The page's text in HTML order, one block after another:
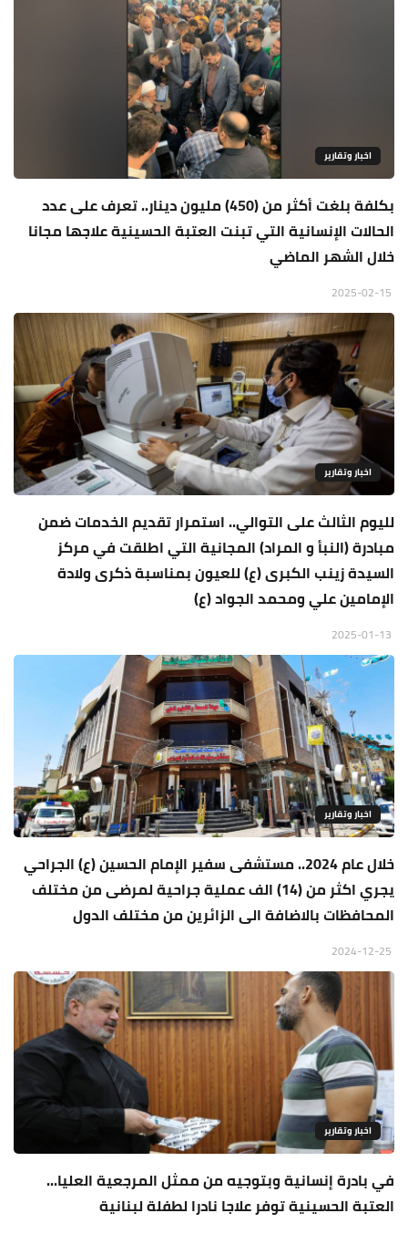
اخبار وتقارير
بكلفة بلغت أكثر من (450) مليون دينار.. تعرف على عدد
الحالات الإنسانية التي تبنت العتبة الحسينية علاجها مجانا
خلال الشهر الماضي
اخبار وتقارير
لليوم الثالث على التوالي.. استمرار تقديم الخدمات ضمن
مبادرة (النبأ و المراد) المجانية التي اطلقت في مركز
السيدة زينب الكبرى (ع) للعيون بمناسبة ذكرى ولادة
الإمامين علي ومحمد الجواد (ع)
اخبار وتقارير
خلال عام 2024.. مستشفى سفير الإمام الحسين (ع) الجراحي
يجري اكثر من (14) الف عملية جراحية لمرضى من مختلف
المحافظات بالاضافة الى الزائرين من مختلف الدول
اخبار وتقارير
في بادرة إنسانية وبتوجيه من ممثل المرجعية العليا...
العتبة الحسينية توفر علاجا نادرا لطفلة لبنانية